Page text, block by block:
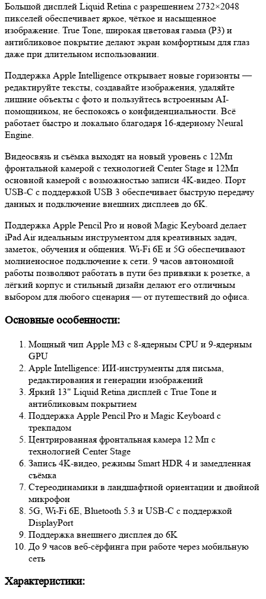
Большой дисплей Liquid Retina с разрешением 2732×2048
пикселей обеспечивает яркое, чёткое и насыщенное
изображение. True Tone, широкая цветовая гамма (P3) и
антибликовое покрытие делают экран комфортным для глаз
даже при длительном использовании.
Поддержка Apple Intelligence открывает новые горизонты —
редактируйте тексты, создавайте изображения, удаляйте
лишние объекты с фото и пользуйтесь встроенным AI-
помощником, не беспокоясь о конфиденциальности. Всё
работает быстро и локально благодаря 16‑ядерному Neural
Engine.
Видеосвязь и съёмка выходят на новый уровень с 12Мп
фронтальной камерой с технологией Center Stage и 12Мп
основной камерой с возможностью записи 4K-видео. Порт
USB‑C с поддержкой USB 3 обеспечивает быструю передачу
данных и подключение внешних дисплеев до 6K.
Поддержка Apple Pencil Pro и новой Magic Keyboard делает
iPad Air идеальным инструментом для креативных задач,
заметок, обучения и общения. Wi‑Fi 6E и 5G обеспечивают
молниеносное подключение к сети. 9 часов автономной
работы позволяют работать в пути без привязки к розетке, а
лёгкий корпус и стильный дизайн делают его отличным
выбором для любого сценария — от путешествий до офиса.
Основные особенности:
Мощный чип Apple M3 с 8‑ядерным CPU и 9‑ядерным
GPU
Apple Intelligence: ИИ-инструменты для письма,
редактирования и генерации изображений
Яркий 13" Liquid Retina дисплей с True Tone и
антибликовым покрытием
Поддержка Apple Pencil Pro и Magic Keyboard с
трекпадом
Центрированная фронтальная камера 12 Мп с
технологией Center Stage
Запись 4K‑видео, режимы Smart HDR 4 и замедленная
съёмка
Стереодинамики в ландшафтной ориентации и двойной
микрофон
5G, Wi‑Fi 6E, Bluetooth 5.3 и USB-C с поддержкой
DisplayPort
Поддержка внешнего дисплея до 6K
До 9 часов веб-сёрфинга при работе через мобильную
сеть
Характеристики: